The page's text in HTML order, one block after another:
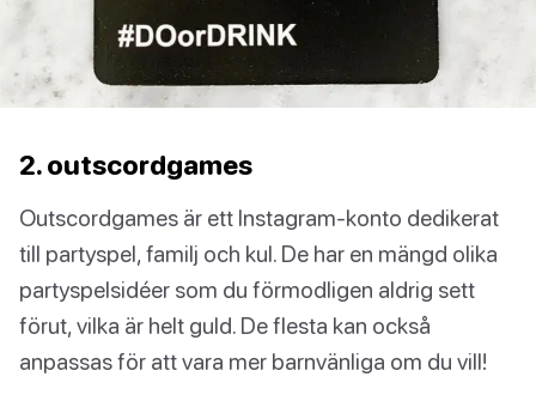
2. outscordgames
Outscordgames är ett Instagram-konto dedikerat
till partyspel, familj och kul. De har en mängd olika
partyspelsidéer som du förmodligen aldrig sett
förut, vilka är helt guld. De flesta kan också
anpassas för att vara mer barnvänliga om du vill!